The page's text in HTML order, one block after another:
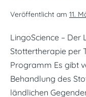
Veröffentlicht am 11.
LingoScience –
Stottertherapie per
Programm Es gibt
Behandlung des
ländlichen